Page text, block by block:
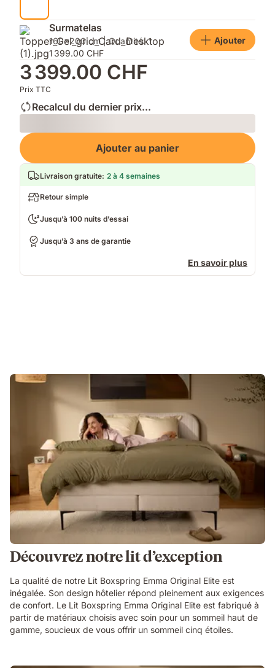
Surmatelas
160x200 cm | Quantité: 1
1 399.00 CHF
Ajouter
3 399.00 CHF
Prix TTC
Recalcul du dernier prix...
Loading
Ajouter au panier
Livraison gratuite: 2 à 4 semaines
Retour simple
Jusqu’à 100 nuits d’essai
Jusqu’à 3 ans de garantie
En savoir plus
Découvrez notre lit d’exception
La qualité de notre Lit Boxspring Emma Original Elite est
inégalée. Son design hôtelier répond pleinement aux exigences
de confort. Le Lit Boxspring Emma Original Elite est fabriqué à
partir de matériaux choisis avec soin pour un sommeil haut de
gamme, soucieux de vous offrir un sommeil cinq étoiles.